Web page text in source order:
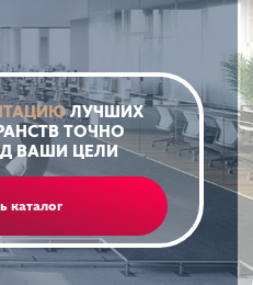
ЛУЧШИХ
ТОЧНО
ВАШИ ЦЕЛИ
каталог